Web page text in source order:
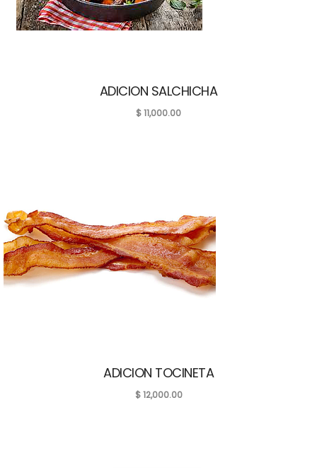
ADICION SALCHICHA
$11,000.00
ADICION TOCINETA
$12,000.00